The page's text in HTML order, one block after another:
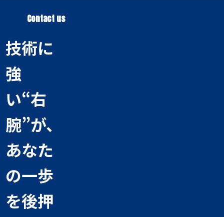
Contact us
技術に
強
い“右
腕”が、
あなた
の一歩
を後押